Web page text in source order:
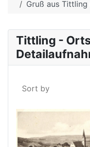
Gruß aus
Tittling -
Sort by